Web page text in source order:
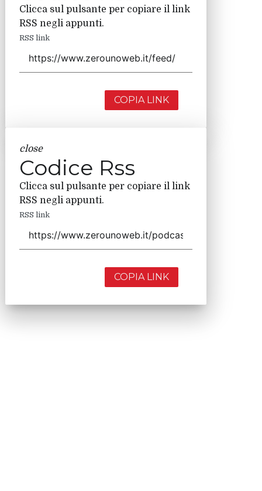
Clicca sul pulsante per copiare il link
RSS negli appunti.
RSS link
COPIA LINK
close
Codice Rss
Clicca sul pulsante per copiare il link
RSS negli appunti.
RSS link
COPIA LINK